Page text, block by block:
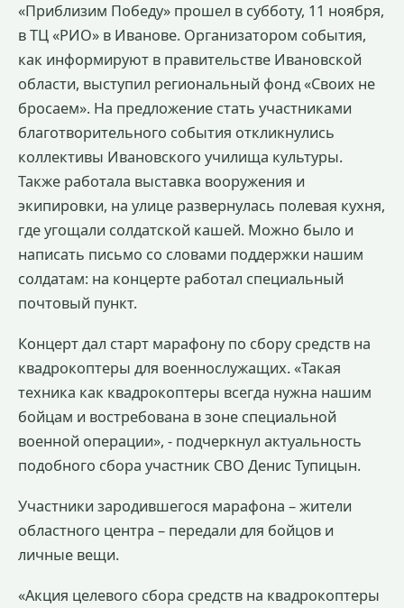
«Приблизим Победу» прошел в субботу, 11 ноября,
в ТЦ «РИО» в Иванове. Организатором события,
как информируют в правительстве Ивановской
области, выступил региональный фонд «Своих не
бросаем». На предложение стать участниками
благотворительного события откликнулись
коллективы Ивановского училища культуры.
Также работала выставка вооружения и
экипировки, на улице развернулась полевая кухня,
где угощали солдатской кашей. Можно было и
написать письмо со словами поддержки нашим
солдатам: на концерте работал специальный
почтовый пункт.
Концерт дал старт марафону по сбору средств на
квадрокоптеры для военнослужащих. «Такая
техника как квадрокоптеры всегда нужна нашим
бойцам и востребована в зоне специальной
военной операции», - подчеркнул актуальность
подобного сбора участник СВО Денис Тупицын.
Участники зародившегося марафона – жители
областного центра – передали для бойцов и
личные вещи.
«Акция целевого сбора средств на квадрокоптеры